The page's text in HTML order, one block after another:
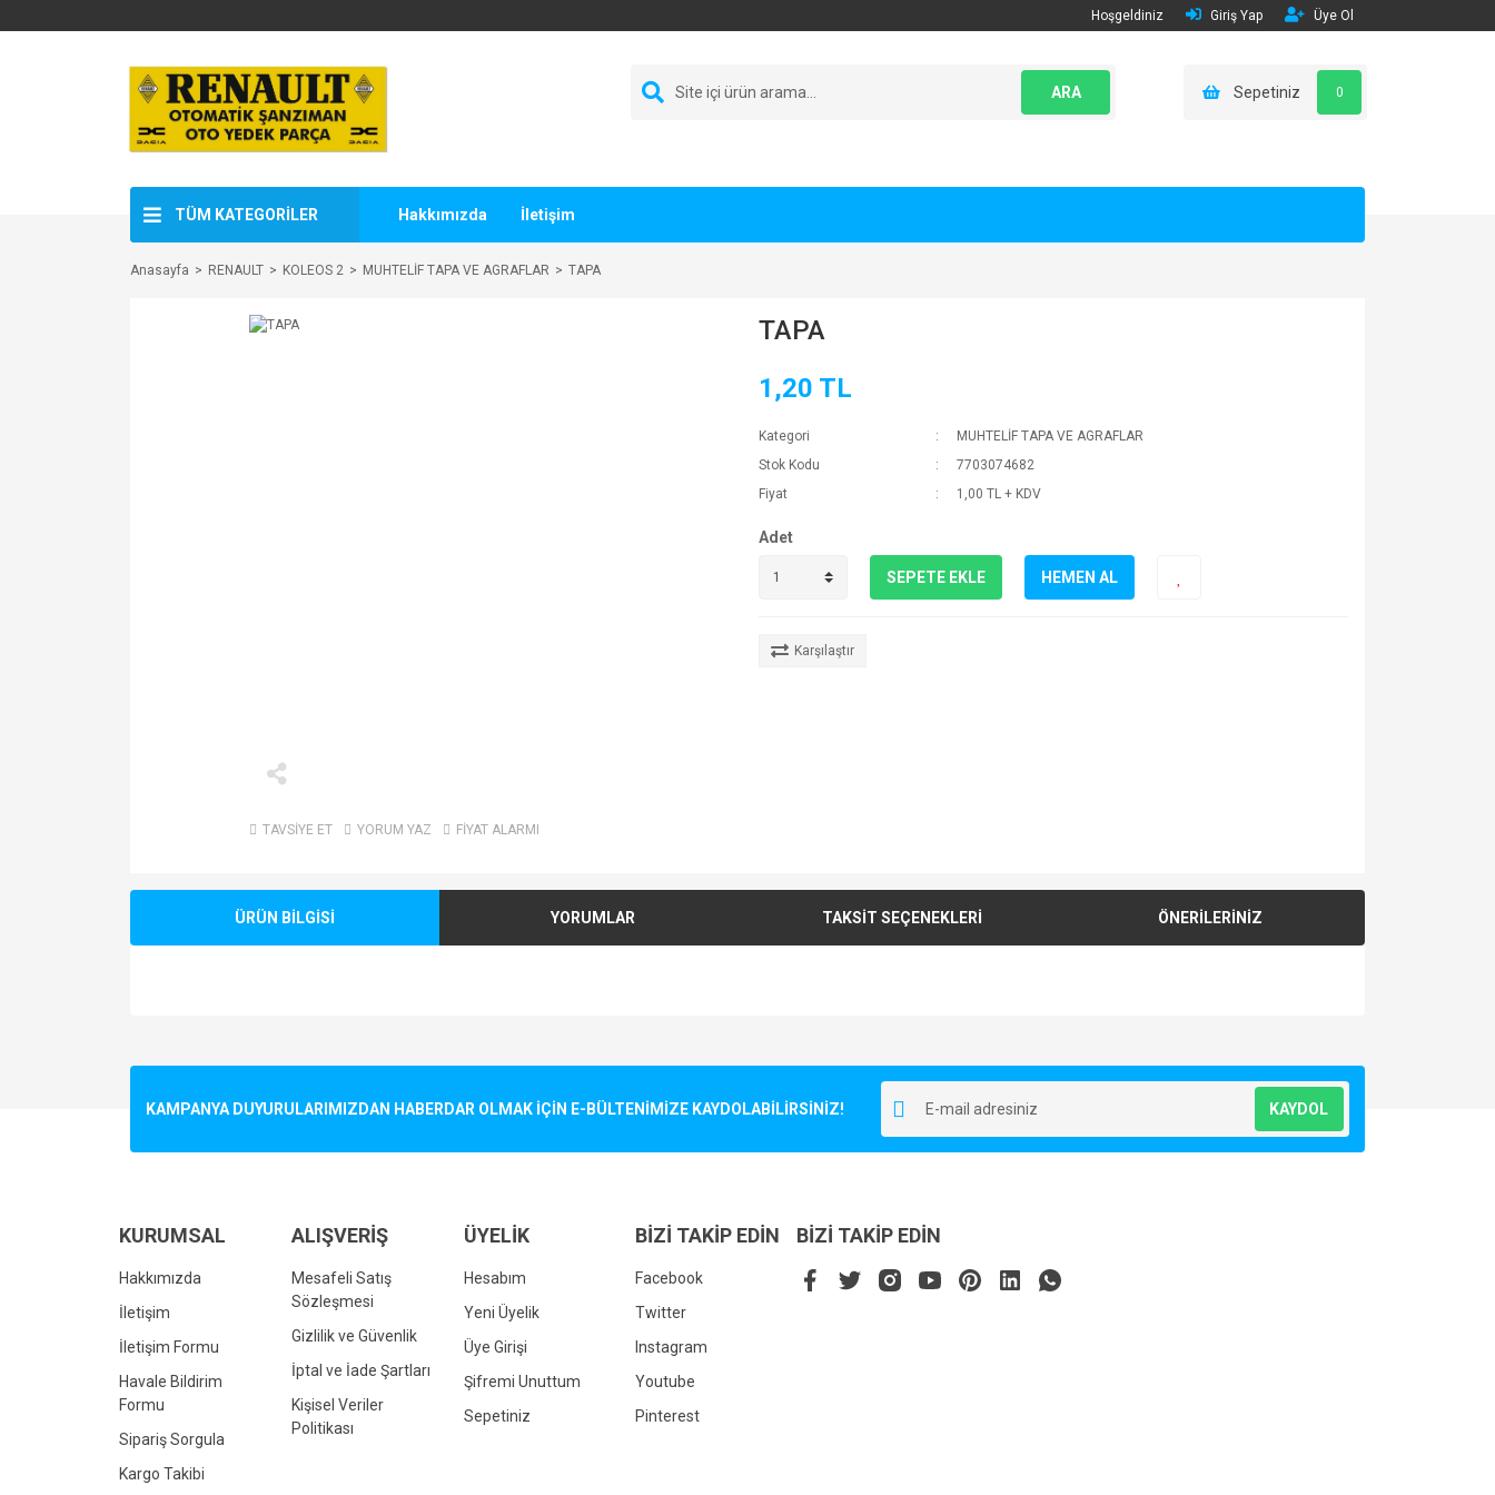
Hoşgeldiniz Giriş Yap Üye Ol
ARA Sepetiniz 0
TÜM KATEGORİLER Hakkımızda İletişim
Anasayfa RENAULT KOLEOS 2 MUHTELİF TAPA VE AGRAFLAR TAPA
TAVSİYE ET YORUM YAZ FİYAT ALARMI
TAPA
1,20 TL
Kategori
MUHTELİF TAPA VE AGRAFLAR
Stok Kodu
7703074682
Fiyat
1,00 TL + KDV
Adet
SEPETE EKLE HEMEN AL
Karşılaştır
ÜRÜN BİLGİSİ YORUMLAR TAKSİT SEÇENEKLERİ ÖNERİLERİNİZ
Ürün resmi kalitesiz, bozuk veya görüntülenemiyor.
Bu ürüne benzer farklı alternatifler olmalı.
KAMPANYA DUYURULARIMIZDAN HABERDAR OLMAK İÇİN E-BÜLTENİMİZE KAYDOLABİLİRSİNİZ! KAYDOL
KURUMSAL
Hakkımızda
İletişim
İletişim Formu
Havale Bildirim
Formu
Sipariş Sorgula
Kargo Takibi
ALIŞVERİŞ
Mesafeli Satış
Sözleşmesi
Gizlilik ve Güvenlik
İptal ve İade Şartları
Kişisel Veriler
Politikası
ÜYELİK
Hesabım
Yeni Üyelik
Üye Girişi
Şifremi Unuttum
Sepetiniz
BİZİ TAKİP EDİN
Facebook
Twitter
Instagram
Youtube
Pinterest
BİZİ TAKİP EDİN